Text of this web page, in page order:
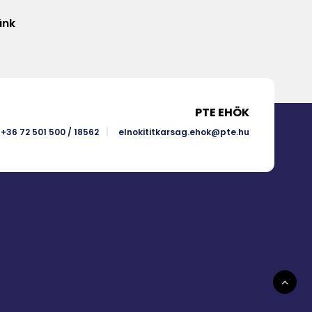
PTE EHÖK
+36 72 501 500 / 18562 elnokititkarsag.ehok@pte.hu